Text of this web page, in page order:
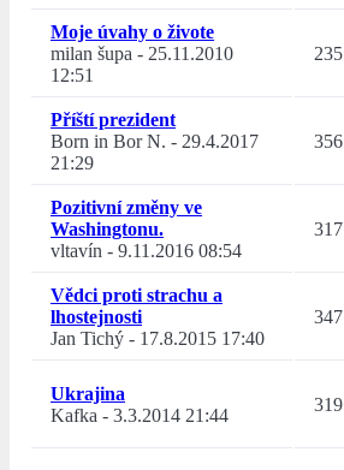
Moje úvahy o živote
milan šupa - 25.11.2010
12:51
235
Příští prezident
Born in Bor N. - 29.4.2017
21:29
356
Pozitivní změny ve
Washingtonu.
vltavín - 9.11.2016 08:54
317
Vědci proti strachu a
lhostejnosti
Jan Tichý - 17.8.2015 17:40
347
Ukrajina
Kafka - 3.3.2014 21:44
319